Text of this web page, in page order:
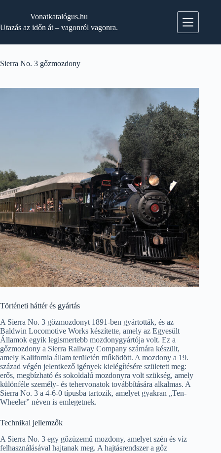
Vonatkatalógus.hu
Utazás az időn át – vagonról vagonra.
Sierra No. 3 gőzmozdony
Történeti háttér és gyártás
A Sierra No. 3 gőzmozdonyt 1891-ben gyártották, és az
Baldwin Locomotive Works készítette, amely az Egyesült
Államok egyik legismertebb mozdonygyártója volt. Ez a
gőzmozdony a Sierra Railway Company számára készült,
amely Kalifornia állam területén működött. A mozdony a 19.
század végén jelentkező igények kielégítésére született meg:
erős, megbízható és sokoldalú mozdonyra volt szükség, amely
különféle személy- és tehervonatok továbbítására alkalmas. A
Sierra No. 3 a 4-6-0 típusba tartozik, amelyet gyakran „Ten-
Wheeler” néven is emlegetnek.
Technikai jellemzők
A Sierra No. 3 egy gőzüzemű mozdony, amelyet szén és víz
felhasználásával hajtanak meg. A hajtásrendszer a gőz